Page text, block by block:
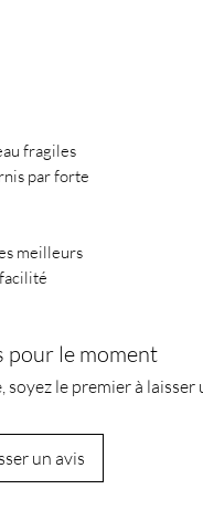
fragiles
par forte
meilleurs
pour le moment
le premier à laisser
un avis